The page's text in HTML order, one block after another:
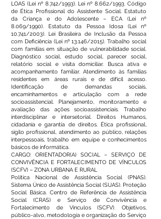
LOAS (Lei nº 8.742/1993). Lei nº 8.662/1993. Código
de Ética Profissional do Assistente Social. Estatuto
da Criança e do Adolescente – ECA (Lei nº
8.069/1990). Estatuto da Pessoa Idosa (Lei nº
10.741/2003). Lei Brasileira de Inclusão da Pessoa
com Deficiência (Lei nº 13.146/2015). Trabalho social
com famílias em situação de vulnerabilidade social.
Diagnóstico social, estudo social, parecer social,
relatório social e visita domiciliar. Busca ativa e
acompanhamento familiar. Atendimento às famílias
residentes em áreas rurais e de difícil acesso.
Identificação de demandas sociais,
encaminhamentos e articulação com a rede
socioassistencial. Planejamento, monitoramento e
avaliação das ações socioassistenciais. Trabalho
interdisciplinar e intersetorial. Direitos Humanos,
cidadania e garantia de direitos. Ética profissional,
sigilo profissional, atendimento ao público, relações
interpessoais, trabalho em equipe e conhecimentos
básicos de informática.
CARGO: ORIENTADOR(A) SOCIAL – SERVIÇO DE
CONVIVÊNCIA E FORTALECIMENTO DE VÍNCULOS
(SCFV) – ZONA URBANA E RURAL
Política Nacional de Assistência Social (PNAS).
Sistema Único de Assistência Social (SUAS). Proteção
Social Básica. Centro de Referência de Assistência
Social (CRAS) e Serviço de Convivência e
Fortalecimento de Vínculos (SCFV). Objetivos,
público-alvo, metodologia e organização do Serviço